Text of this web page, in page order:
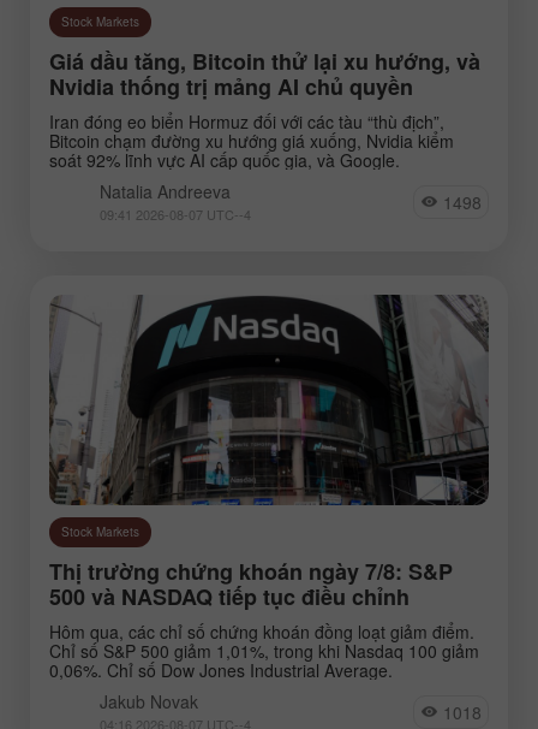
EURUSD
USDCHF
USDCAD
USDJPY
GBPJPY
EURGBP
EURNZD
Analysts:
Go to the list of analysts
Andreeva Natalia Novak Jakub
Stock Markets
Giá dầu tăng, Bitcoin thử lại xu hướng, và
Nvidia thống trị mảng AI chủ quyền
Iran đóng eo biển Hormuz đối với các tàu “thù địch”,
Bitcoin chạm đường xu hướng giá xuống, Nvidia kiểm
soát 92% lĩnh vực AI cấp quốc gia, và Google.
Natalia Andreeva
09:41 2026-08-07 UTC--4 1498
Stock Markets
Thị trường chứng khoán ngày 7/8: S&P
500 và NASDAQ tiếp tục điều chỉnh
Hôm qua, các chỉ số chứng khoán đồng loạt giảm điểm.
Chỉ số S&P 500 giảm 1,01%, trong khi Nasdaq 100 giảm
0,06%. Chỉ số Dow Jones Industrial Average.
Jakub Novak
04:16 2026-08-07 UTC--4 1018